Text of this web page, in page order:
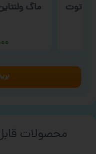
‘ توت
ماگ
محصولات